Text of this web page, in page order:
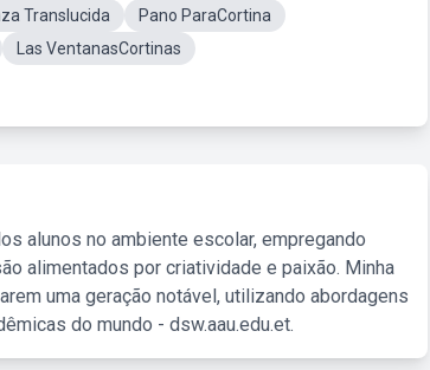
Translucida
Pano ParaCortina
Las VentanasCortinas
alunos no ambiente escolar, empregando
alimentados por criatividade e paixão. Minha
uma geração notável, utilizando abordagens
do mundo - dsw.aau.edu.et.